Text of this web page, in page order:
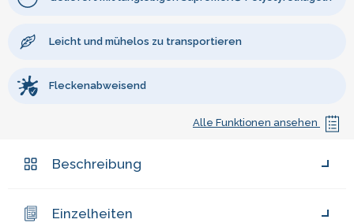
Leicht und mühelos zu transportieren
Fleckenabweisend
Alle Funktionen ansehen
Beschreibung
Einzelheiten